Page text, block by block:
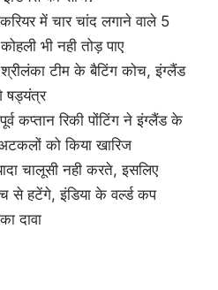
में चार चांद लगाने वाले 5
भी नही तोड़ पाए
टीम के बैटिंग कोच, इंग्लैंड
षड्यंत्र
कप्तान रिकी पोंटिंग ने इंग्लैंड के
को किया खारिज
चालूसी नही करते, इसलिए
से हटेंगे, इंडिया के वर्ल्ड कप
दावा